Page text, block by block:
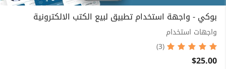
بوكي - واجهة استخدام تطبيق لبيع الكتب الالكترونية
واجهات استخدام
(3)
$25.00